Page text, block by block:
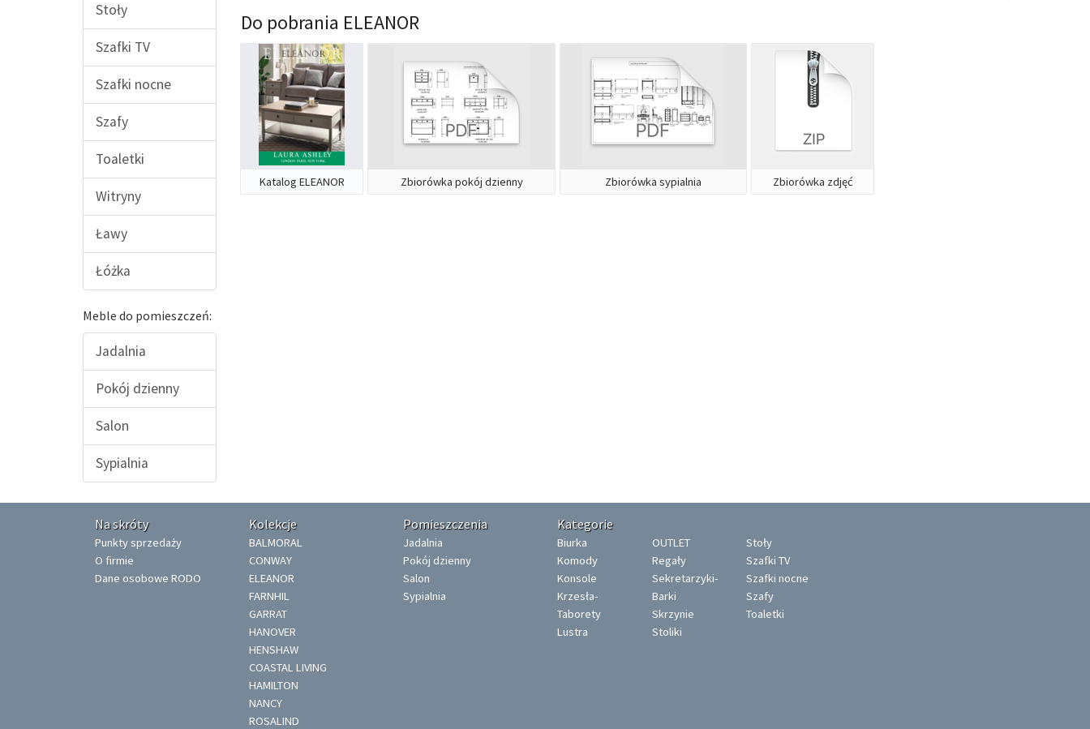
Stoły
Szafki TV
Szafki nocne
Szafy
Toaletki
Witryny
Ławy
Łóżka
Meble do pomieszczeń:
Jadalnia
Pokój dzienny
Salon
Sypialnia
Do pobrania ELEANOR
Katalog ELEANOR Zbiorówka pokój dzienny Zbiorówka sypialnia Zbiorówka zdjęć
Na skróty
Punkty sprzedaży
O firmie
Dane osobowe RODO
Kolekcje
BALMORAL
CONWAY
ELEANOR
FARNHIL
GARRAT
HANOVER
HENSHAW
COASTAL LIVING
HAMILTON
NANCY
ROSALIND
Pomieszczenia
Jadalnia
Pokój dzienny
Salon
Sypialnia
Kategorie
Biurka
Komody
Konsole
Krzesła-
Taborety
Lustra
OUTLET
Regały
Sekretarzyki-
Barki
Skrzynie
Stoliki
Stoły
Szafki TV
Szafki nocne
Szafy
Toaletki